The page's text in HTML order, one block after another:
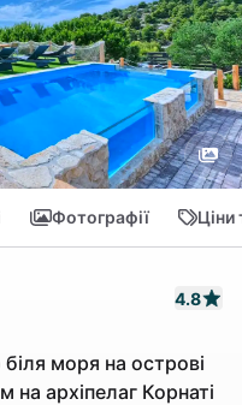
Фотографії Ціни
4.8
моря на острові
архіпелаг Корнаті